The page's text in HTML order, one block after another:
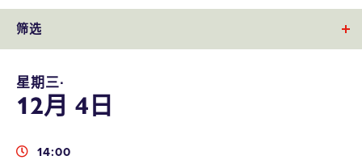
筛选
星期三∙
12月 4日
14:00